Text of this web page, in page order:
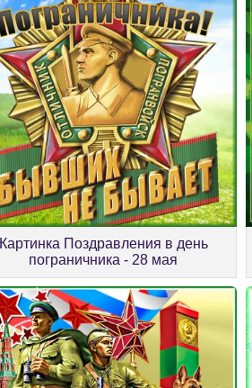
Картинка Поздравления в день
пограничника - 28 мая